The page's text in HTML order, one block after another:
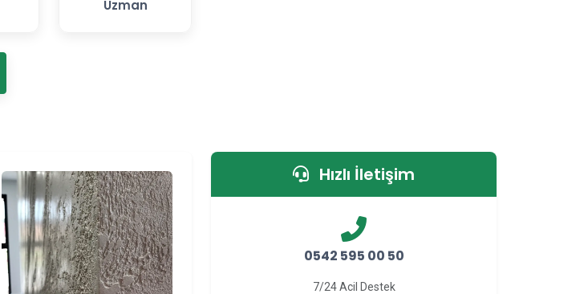
Uzman
Hızlı İletişim
0542 595 00 50
7/24 Acil Destek